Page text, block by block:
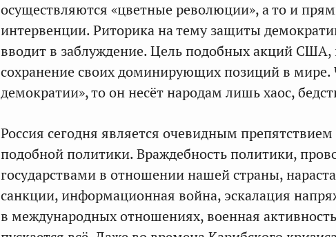
осуществляются «цветные революции», а то и
интервенции. Риторика на тему защиты
вводит в заблуждение. Цель подобных акций
сохранение своих доминирующих позиций в мире.
демократии», то он несёт народам лишь хаос,
Россия сегодня является очевидным
подобной политики. Враждебность политики,
государствами в отношении нашей страны,
санкции, информационная война, эскалация
в международных отношениях, военная